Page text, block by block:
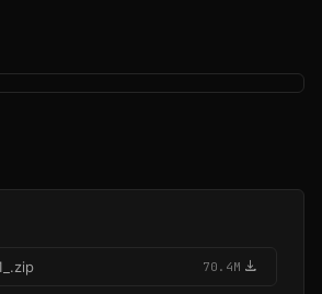
70.4M download